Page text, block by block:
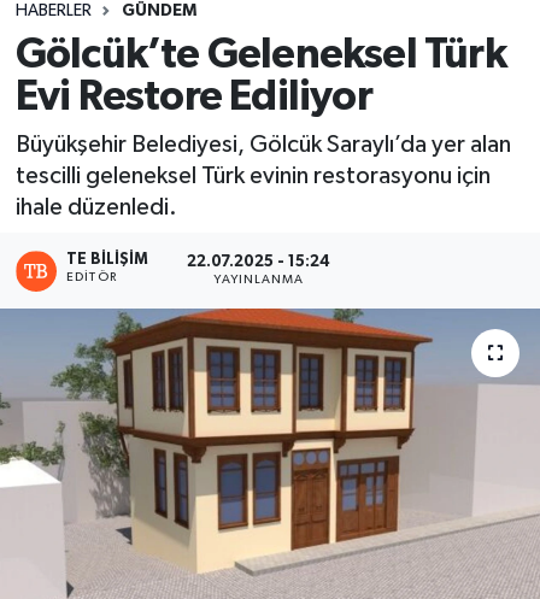
HABERLER GÜNDEM
Gölcük’te Geleneksel Türk
Evi Restore Ediliyor
Büyükşehir Belediyesi, Gölcük Saraylı’da yer alan
tescilli geleneksel Türk evinin restorasyonu için
ihale düzenledi.
TE BILIŞIM
EDITÖR
22.07.2025 - 15:24
YAYINLANMA